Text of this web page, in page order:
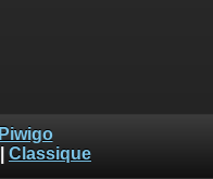
Piwigo
Classique